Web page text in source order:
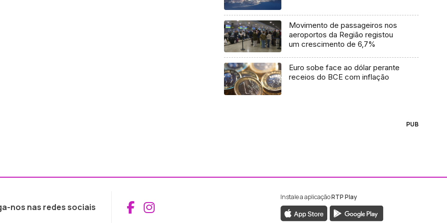
Movimento de passageiros nos
aeroportos da Região registou
um crescimento de 6,7%
Euro sobe face ao dólar perante
receios do BCE com inflação
PUB
nos nas redes sociais Aceder ao Facebook da RTP Madeira
Aceder ao Instagram da RTP Madeira
Instale a aplicaçãoRTP Play